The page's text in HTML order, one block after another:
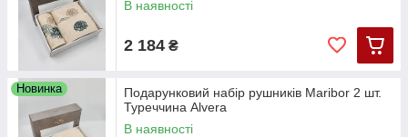
В наявності
2 184 ₴
Новинка
Подарунковий набір рушників Maribor 2 шт.
Туреччина Alvera
В наявності